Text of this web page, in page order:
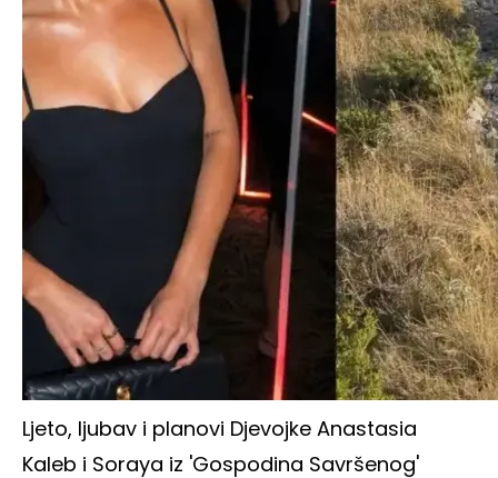
Ljeto, ljubav i planovi Djevojke Anastasia
Kaleb i Soraya iz 'Gospodina Savršenog'